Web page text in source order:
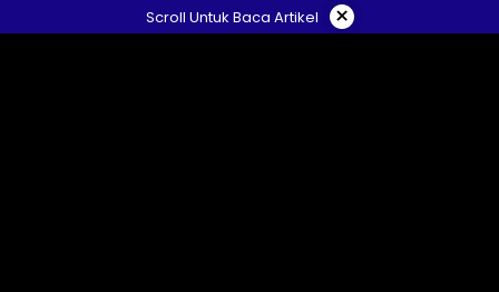
ke
Scroll Untuk Baca Artikel ×